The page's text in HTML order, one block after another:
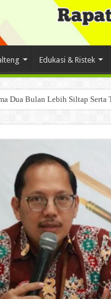
Edukasi & Ristek
Dua Bulan Lebih Siltap Serta